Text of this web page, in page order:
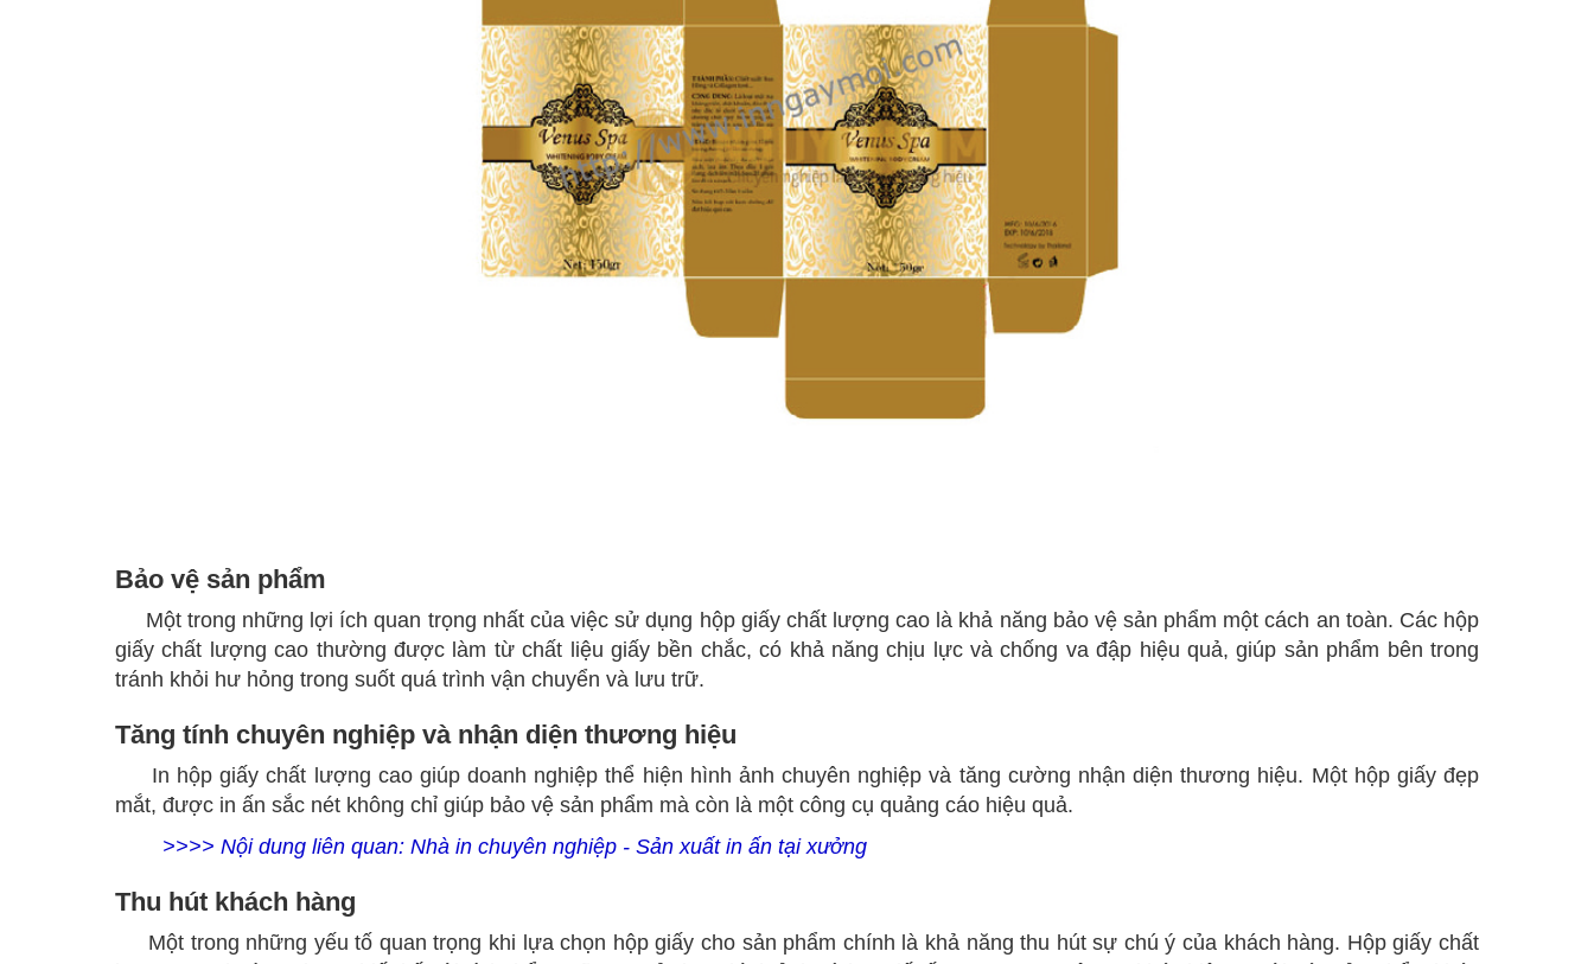
Bảo vệ sản phẩm
Một trong những lợi ích quan trọng nhất của việc sử dụng hộp giấy chất lượng cao là khả năng bảo vệ sản phẩm một cách an toàn. Các hộp
giấy chất lượng cao thường được làm từ chất liệu giấy bền chắc, có khả năng chịu lực và chống va đập hiệu quả, giúp sản phẩm bên trong
tránh khỏi hư hỏng trong suốt quá trình vận chuyển và lưu trữ.
Tăng tính chuyên nghiệp và nhận diện thương hiệu
In hộp giấy chất lượng cao giúp doanh nghiệp thể hiện hình ảnh chuyên nghiệp và tăng cường nhận diện thương hiệu. Một hộp giấy đẹp
mắt, được in ấn sắc nét không chỉ giúp bảo vệ sản phẩm mà còn là một công cụ quảng cáo hiệu quả.
>>>> Nội dung liên quan: Nhà in chuyên nghiệp - Sản xuất in ấn tại xưởng
Thu hút khách hàng
Một trong những yếu tố quan trọng khi lựa chọn hộp giấy cho sản phẩm chính là khả năng thu hút sự chú ý của khách hàng. Hộp giấy chất